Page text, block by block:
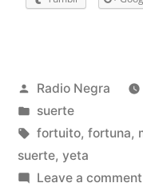
Posted
by
Radio Negra
Posted
in
suerte
Tags:
fortuito, fortuna,
suerte, yeta
Leave a comment